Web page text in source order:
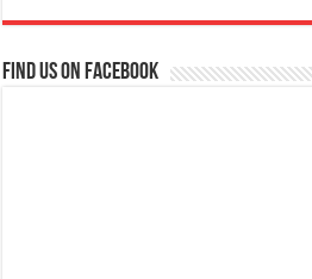
Find us on Facebook